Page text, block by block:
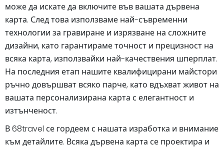
може да искате да включите във вашата дървена
карта. След това използваме най-съвременни
технологии за гравиране и изрязване на сложните
дизайни, като гарантираме точност и прецизност на
всяка карта, използвайки най-качествения шперплат.
На последния етап нашите квалифицирани майстори
ръчно довършват всяко парче, като вдъхват живот на
вашата персонализирана карта с елегантност и
изтънченост.
В 68travel се гордеем с нашата изработка и внимание
към детайлите. Всяка дървена карта се проектира и